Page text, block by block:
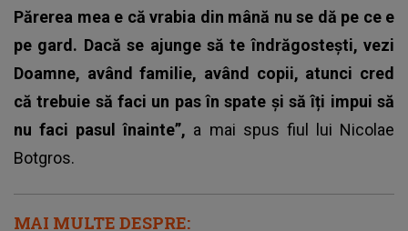
Părerea mea e că vrabia din mână nu se dă pe ce e
pe gard. Dacă se ajunge să te îndrăgostești, vezi
Doamne, având familie, având copii, atunci cred
că trebuie să faci un pas în spate și să îți impui să
nu faci pasul înainte”, a mai spus fiul lui Nicolae
Botgros.
MAI MULTE DESPRE: